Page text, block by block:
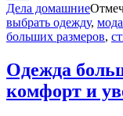
Дела домашние
выбрать одежду,
больших размеров,
Одежда
комфорт и